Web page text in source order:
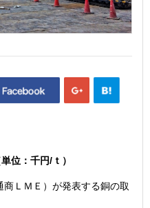
位：千円/ｔ）
ＬＭＥ）が発表する銅の取